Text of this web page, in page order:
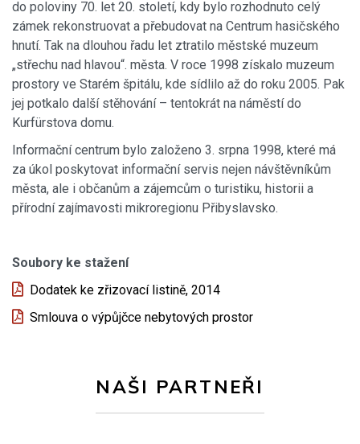
do poloviny 70. let 20. století, kdy bylo rozhodnuto celý
zámek rekonstruovat a přebudovat na Centrum hasičského
hnutí. Tak na dlouhou řadu let ztratilo městské muzeum
„střechu nad hlavou“. města. V roce 1998 získalo muzeum
prostory ve Starém špitálu, kde sídlilo až do roku 2005. Pak
jej potkalo další stěhování – tentokrát na náměstí do
Kurfürstova domu.
Informační centrum bylo založeno 3. srpna 1998, které má
za úkol poskytovat informační servis nejen návštěvníkům
města, ale i občanům a zájemcům o turistiku, historii a
přírodní zajímavosti mikroregionu Přibyslavsko.
Soubory ke stažení
Dodatek ke zřizovací listině, 2014
Smlouva o výpůjčce nebytových prostor
NAŠI PARTNEŘI